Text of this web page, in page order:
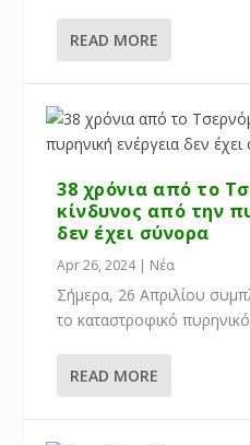
READ MORE
38 χρόνια από το
κίνδυνος από την
δεν έχει σύνορα
Apr 26, 2024| Νέα
Σήμερα, 26 Απριλίου
το καταστροφικό
READ MORE